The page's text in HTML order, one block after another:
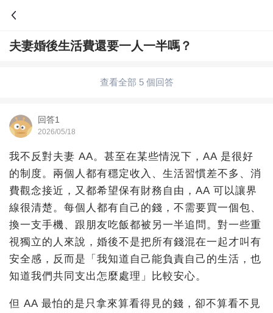
夫妻婚後生活費還要一人一半嗎？
查看全部 5 個回答
回答1
2026/05/18
我不反對夫妻 AA。甚至在某些情況下，AA 是很好
的制度。兩個人都有穩定收入、生活習慣差不多、消
費觀念接近，又都希望保有財務自由，AA 可以讓界
線很清楚。每個人都有自己的錢，不需要買一個包、
換一支手機、跟朋友吃飯都被另一半追問。對一些重
視獨立的人來說，婚後不是把所有錢混在一起才叫有
安全感，反而是「我知道自己能負責自己的生活，也
知道我們共同支出怎麼處理」比較安心。
但 AA 最怕的是只拿來算看得見的錢，卻不算看不見
問答
婚姻情感 職場